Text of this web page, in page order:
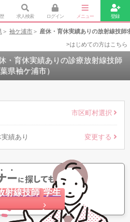
求人検索 ログイン メニュー 登録
袖ケ浦市
産休・育休実績ありの放射線技師
>はじめての方はこちら
・育休実績ありの診療放射線技師
県袖ケ浦市）
市区町村選択
績あり 変更する
ーに探してもらう
射線技師 学生